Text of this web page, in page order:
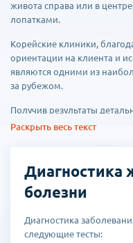
живота справа или в
лопатками.
Корейские клиники,
ориентации на клиента и
являются одними из
за рубежом.
Получив результаты
индивидуальный план
Медикаментозное лечение
15-20мм, проводится
Также в Корее доступно
Раскрыть весь текст
Диагностика
болезни
Диагностика
следующие тесты: